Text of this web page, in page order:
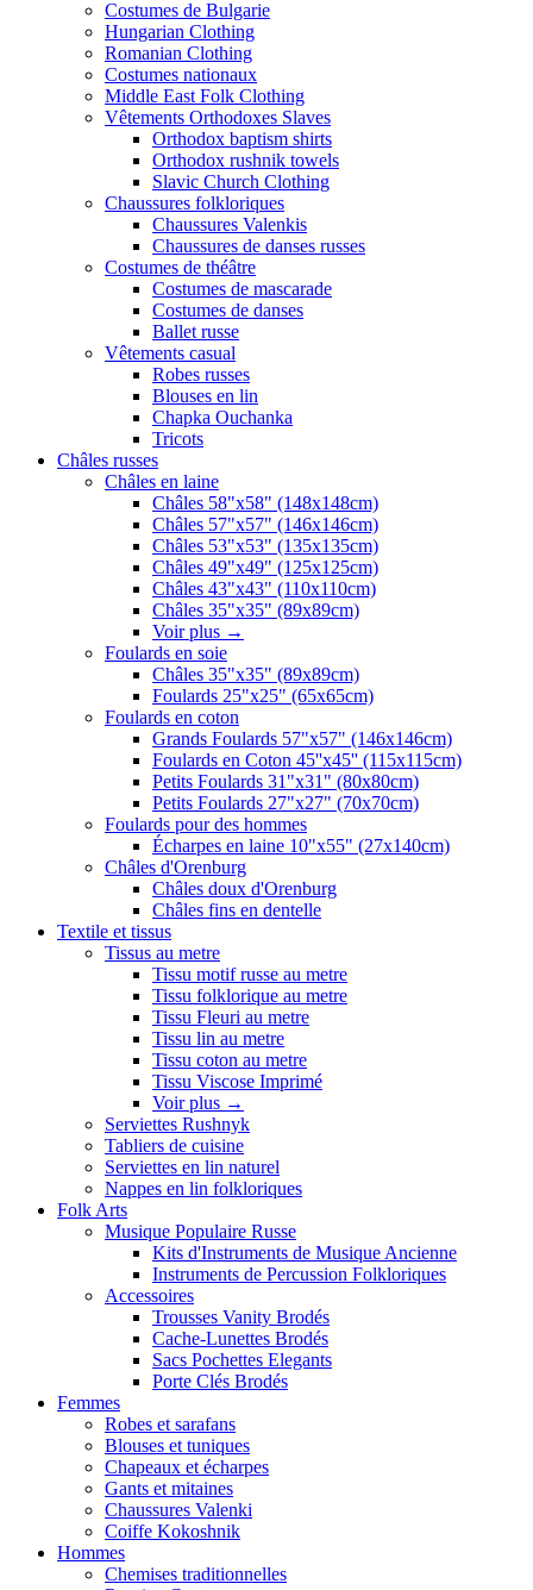
Costumes de Bulgarie
Hungarian Clothing
Romanian Clothing
Costumes nationaux
Middle East Folk Clothing
Vêtements Orthodoxes Slaves
Orthodox baptism shirts
Orthodox rushnik towels
Slavic Church Clothing
Chaussures folkloriques
Chaussures Valenkis
Chaussures de danses russes
Costumes de théâtre
Costumes de mascarade
Costumes de danses
Ballet russe
Vêtements casual
Robes russes
Blouses en lin
Chapka Ouchanka
Tricots
Châles russes
Châles en laine
Châles 58"x58" (148x148cm)
Châles 57"x57" (146x146cm)
Châles 53"x53" (135x135cm)
Châles 49"x49" (125x125cm)
Châles 43"x43" (110x110cm)
Châles 35"x35" (89x89cm)
Voir plus →
Foulards en soie
Châles 35"x35" (89x89cm)
Foulards 25"x25" (65x65cm)
Foulards en coton
Grands Foulards 57"x57" (146x146cm)
Foulards en Coton 45''x45'' (115x115cm)
Petits Foulards 31"x31" (80x80cm)
Petits Foulards 27"x27" (70x70cm)
Foulards pour des hommes
Écharpes en laine 10"x55" (27x140cm)
Châles d'Orenburg
Châles doux d'Orenburg
Châles fins en dentelle
Textile et tissus
Tissus au metre
Tissu motif russe au metre
Tissu folklorique au metre
Tissu Fleuri au metre
Tissu lin au metre
Tissu coton au metre
Tissu Viscose Imprimé
Voir plus →
Serviettes Rushnyk
Tabliers de cuisine
Serviettes en lin naturel
Nappes en lin folkloriques
Folk Arts
Musique Populaire Russe
Kits d'Instruments de Musique Ancienne
Instruments de Percussion Folkloriques
Accessoires
Trousses Vanity Brodés
Cache-Lunettes Brodés
Sacs Pochettes Elegants
Porte Clés Brodés
Femmes
Robes et sarafans
Blouses et tuniques
Chapeaux et écharpes
Gants et mitaines
Chaussures Valenki
Coiffe Kokoshnik
Hommes
Chemises traditionnelles